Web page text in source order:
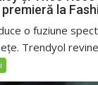
la
o fuziune
Trendyol